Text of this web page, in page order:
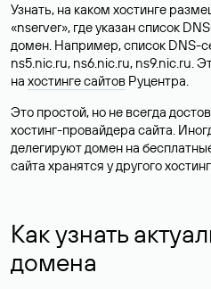
Узнать, на каком хостинге
«nserver», где указан список
домен. Например, список DNS-
ns5.nic.ru, ns6.nic.ru, ns9.nic.ru.
на хостинге сайтов Руцентра.
Это простой, но не всегда
хостинг-провайдера сайта.
делегируют домен на
сайта хранятся у другого
Как узнать
домена